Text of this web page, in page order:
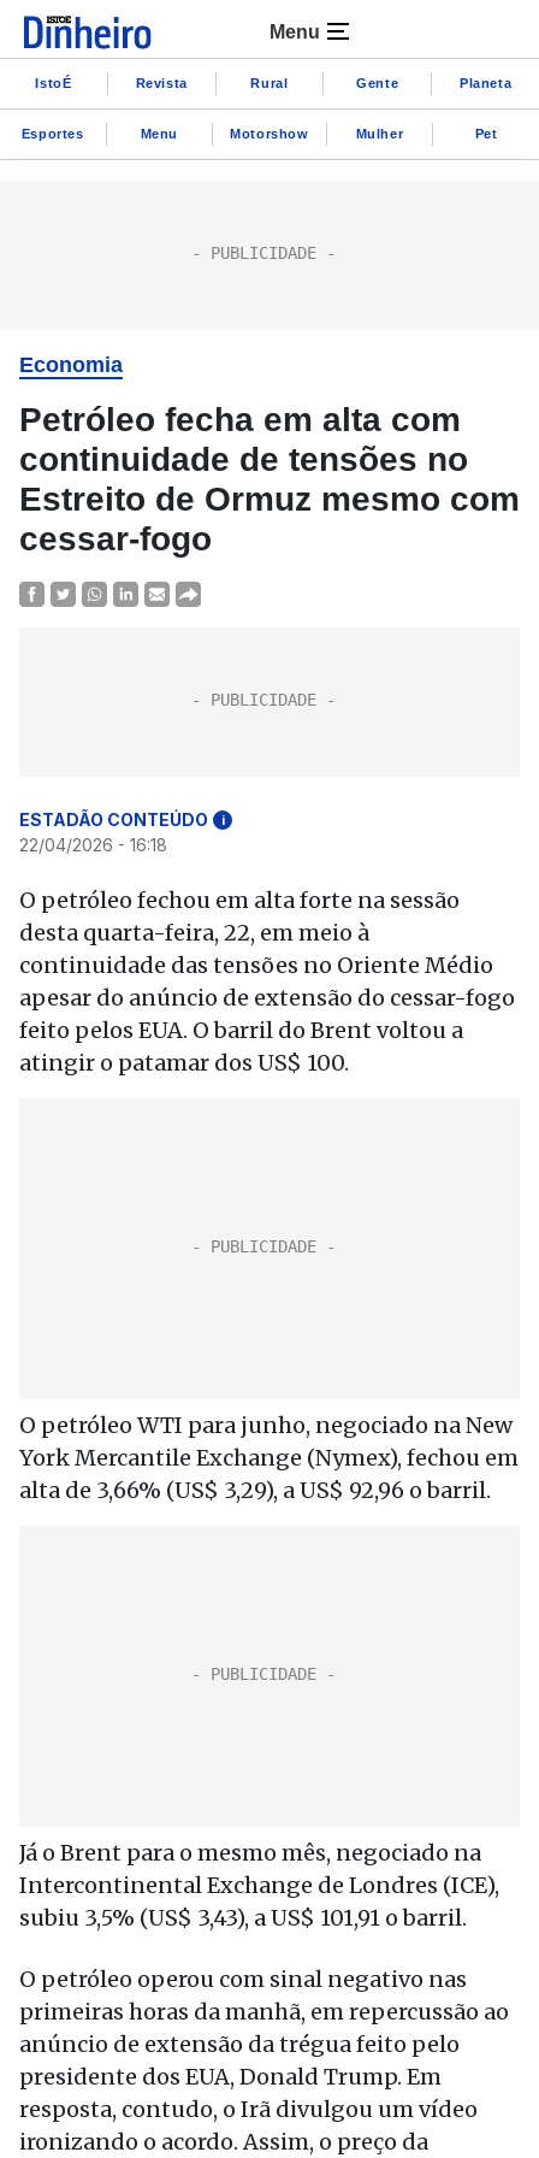
Menu
IstoÉ Revista Rural Gente Planeta
Esportes Menu Motorshow Mulher Pet
Economia
Petróleo fecha em alta com
continuidade de tensões no
Estreito de Ormuz mesmo com
cessar-fogo
ESTADÃO CONTEÚDO i
22/04/2026 - 16:18
O petróleo fechou em alta forte na sessão
desta quarta-feira, 22, em meio à
continuidade das tensões no Oriente Médio
apesar do anúncio de extensão do cessar-fogo
feito pelos EUA. O barril do Brent voltou a
atingir o patamar dos US$ 100.
O petróleo WTI para junho, negociado na New
York Mercantile Exchange (Nymex), fechou em
alta de 3,66% (US$ 3,29), a US$ 92,96 o barril.
Já o Brent para o mesmo mês, negociado na
Intercontinental Exchange de Londres (ICE),
subiu 3,5% (US$ 3,43), a US$ 101,91 o barril.
O petróleo operou com sinal negativo nas
primeiras horas da manhã, em repercussão ao
anúncio de extensão da trégua feito pelo
presidente dos EUA, Donald Trump. Em
resposta, contudo, o Irã divulgou um vídeo
ironizando o acordo. Assim, o preço da